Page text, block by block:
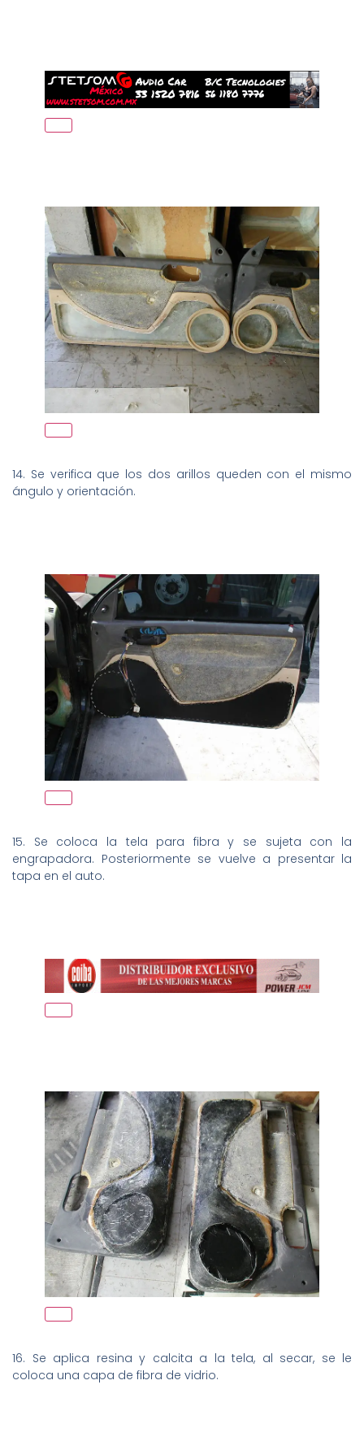
14. Se verifica que los dos arillos queden con el mismo
ángulo y orientación.
15. Se coloca la tela para fibra y se sujeta con la
engrapadora. Posteriormente se vuelve a presentar la
tapa en el auto.
16. Se aplica resina y calcita a la tela, al secar, se le
coloca una capa de fibra de vidrio.